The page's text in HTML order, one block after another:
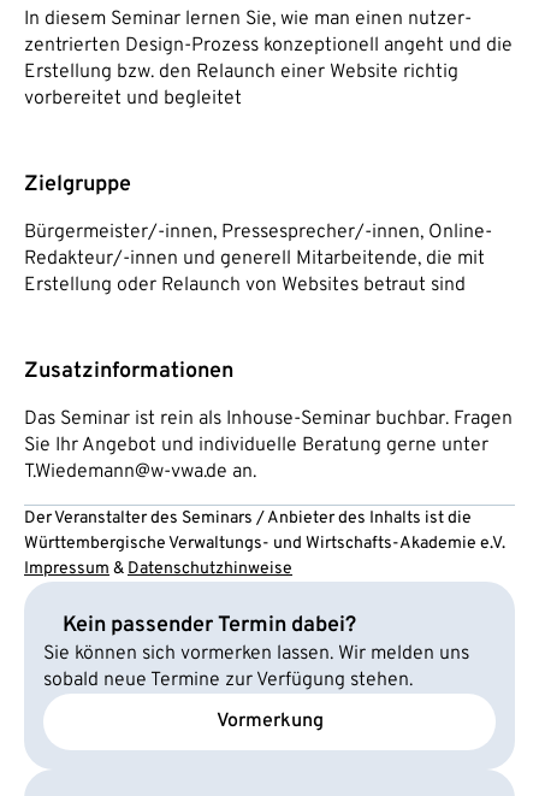
In diesem Seminar lernen Sie, wie man einen nutzer-
zentrierten Design-Prozess konzeptionell angeht und die
Erstellung bzw. den Relaunch einer Website richtig
vorbereitet und begleitet
Zielgruppe
Bürgermeister/-innen, Pressesprecher/-innen, Online-
Redakteur/-innen und generell Mitarbeitende, die mit
Erstellung oder Relaunch von Websites betraut sind
Zusatzinformationen
Das Seminar ist rein als Inhouse-Seminar buchbar. Fragen
Sie Ihr Angebot und individuelle Beratung gerne unter
T.Wiedemann@w-vwa.de an.
Der Veranstalter des Seminars / Anbieter des Inhalts ist die
Württembergische Verwaltungs- und Wirtschafts-Akademie e.V.
Impressum & Datenschutzhinweise
Kein passender Termin dabei?
Sie können sich vormerken lassen. Wir melden uns
sobald neue Termine zur Verfügung stehen.
Vormerkung